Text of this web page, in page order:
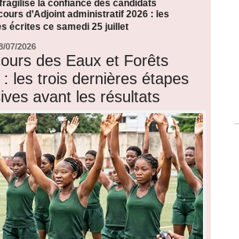
la confiance des candidats
d’Adjoint administratif 2026 : les
écrites ce samedi 25 juillet
07/2026
des Eaux et Forêts
: les trois dernières étapes
avant les résultats